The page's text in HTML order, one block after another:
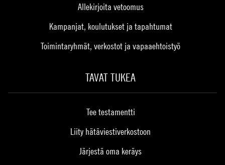
Allekirjoita vetoomus
Kampanjat, koulutukset ja tapahtumat
Toimintaryhmät, verkostot ja vapaaehtoistyö
TAVAT TUKEA
Tee testamentti
Liity hätäviestiverkostoon
Järjestä oma keräys